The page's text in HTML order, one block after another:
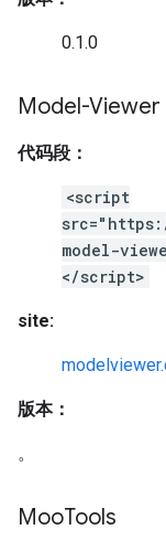
0.1.0
Model-Viewer
代码段：
<script
model-
</script>
site:
版本：
。
MooTools